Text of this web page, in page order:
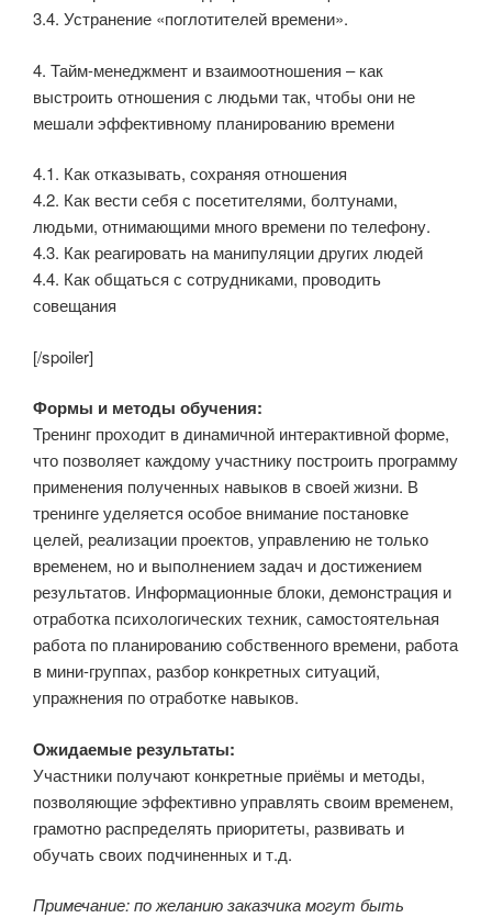
3.4. Устранение «поглотителей времени».
4. Тайм-менеджмент и взаимоотношения – как
выстроить отношения с людьми так, чтобы они не
мешали эффективному планированию времени
4.1. Как отказывать, сохраняя отношения
4.2. Как вести себя с посетителями, болтунами,
людьми, отнимающими много времени по телефону.
4.3. Как реагировать на манипуляции других людей
4.4. Как общаться с сотрудниками, проводить
совещания
[/spoiler]
Формы и методы обучения:
Тренинг проходит в динамичной интерактивной форме,
что позволяет каждому участнику построить программу
применения полученных навыков в своей жизни. В
тренинге уделяется особое внимание постановке
целей, реализации проектов, управлению не только
временем, но и выполнением задач и достижением
результатов. Информационные блоки, демонстрация и
отработка психологических техник, самостоятельная
работа по планированию собственного времени, работа
в мини-группах, разбор конкретных ситуаций,
упражнения по отработке навыков.
Ожидаемые результаты:
Участники получают конкретные приёмы и методы,
позволяющие эффективно управлять своим временем,
грамотно распределять приоритеты, развивать и
обучать своих подчиненных и т.д.
Примечание: по желанию заказчика могут быть